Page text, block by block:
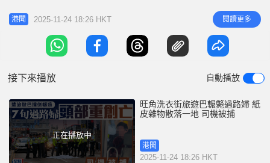
e
旅遊巴司機59歲姓黃司機事後被捕，涉嫌危險駕駛引
致他人死亡，現正被扣留調查。 現場所見，有一批
紙皮及雜物散落馬路，例如足球卡等。警方其後到場
調查事發原因，並檢走老婦證件，又用白布及帳篷覆
港聞 2025-11-24 18:26 HKT 閱讀更多
接下來播放 自動播放
正在播放中
旺角洗衣街旅遊巴輾斃過路婦 紙
皮雜物散落一地 司機被捕
港聞
2025-11-24 18:26 HKT